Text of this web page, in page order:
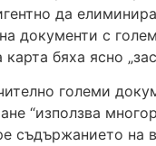
да
документи с
бяха ясно
големи
“използва
съдържанието на